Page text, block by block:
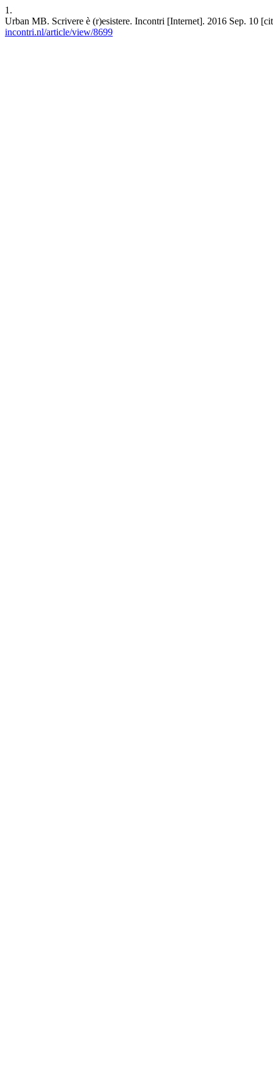
1.
Urban MB. Scrivere è (r)esistere. Incontri [Internet]. 2016 Sep. 10
incontri.nl/article/view/8699